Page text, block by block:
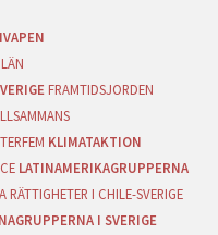
FRAMTIDSJORDEN
KLIMATAKTION
LATINAMERIKAGRUPPERNA
I CHILE-SVERIGE
I SVERIGE